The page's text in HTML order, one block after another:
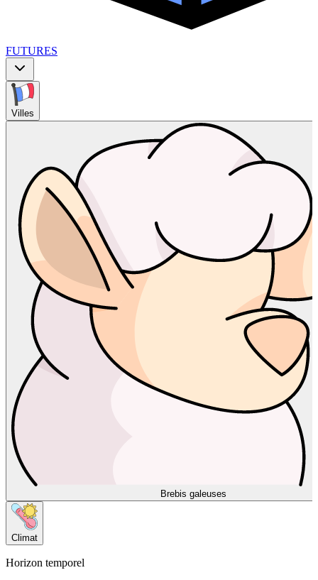
FUTURES
Villes
Brebis galeuses
Climat
Horizon temporel